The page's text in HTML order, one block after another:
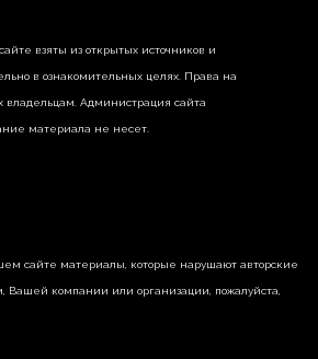
взяты из открытых источников и
в ознакомительных целях. Права на
Администрация сайта
материала не несет.
сайте материалы, которые нарушают авторские
компании или организации, пожалуйста,